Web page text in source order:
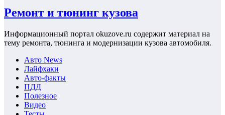
Ремонт и тюнинг кузова
Информационный портал okuzove.ru содержит материал на
тему ремонта, тюнинга и модернизации кузова автомобиля.
Авто News
Лайфхаки
Авто-факты
ПДД
Полезное
Видео